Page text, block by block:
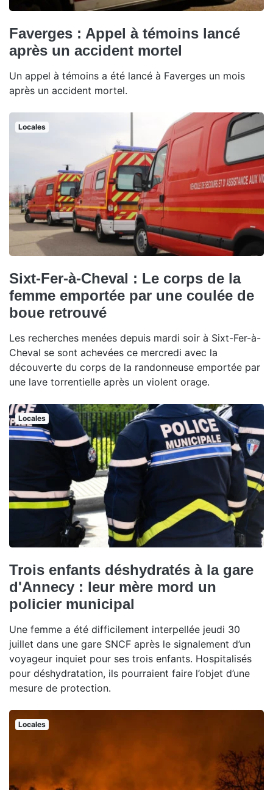
Faverges : Appel à témoins lancé
après un accident mortel
Un appel à témoins a été lancé à Faverges un mois
après un accident mortel.
Locales
Sixt-Fer-à-Cheval : Le corps de la
femme emportée par une coulée de
boue retrouvé
Les recherches menées depuis mardi soir à Sixt-Fer-à-
Cheval se sont achevées ce mercredi avec la
découverte du corps de la randonneuse emportée par
une lave torrentielle après un violent orage.
Locales
Trois enfants déshydratés à la gare
d'Annecy : leur mère mord un
policier municipal
Une femme a été difficilement interpellée jeudi 30
juillet dans une gare SNCF après le signalement d’un
voyageur inquiet pour ses trois enfants. Hospitalisés
pour déshydratation, ils pourraient faire l’objet d’une
mesure de protection.
Locales